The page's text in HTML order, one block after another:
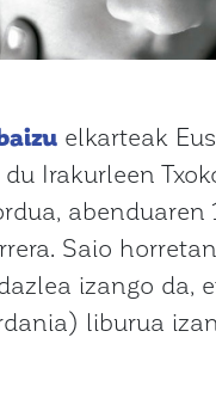
elkarteak
Irakurleen
abenduaren
Saio horretan
izango da,
liburua